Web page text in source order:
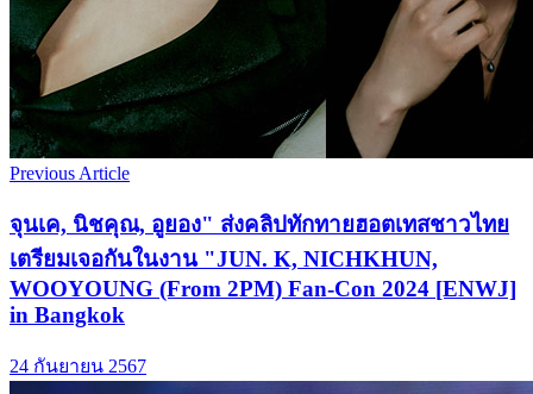
Previous Article
จุนเค, นิชคุณ, อูยอง" ส่งคลิปทักทายฮอตเทสชาวไทย
เตรียมเจอกันในงาน "JUN. K, NICHKHUN,
WOOYOUNG (From 2PM) Fan-Con 2024 [ENWJ]
in Bangkok
24 กันยายน 2567